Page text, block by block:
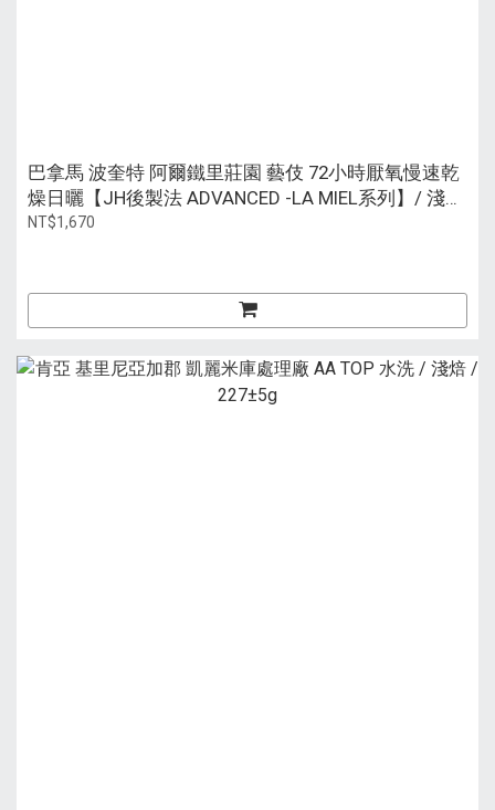
巴拿馬 波奎特 阿爾鐵里莊園 藝伎 72小時厭氧慢速乾
燥日曬【JH後製法 ADVANCED -LA MIEL系列】/ 淺焙
/ 113g 鋁瓶裝
NT$1,670